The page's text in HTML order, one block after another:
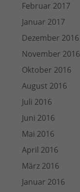
Februar 2017
Januar 2017
Dezember 2016
November 2016
Oktober 2016
August 2016
Juli 2016
Juni 2016
Mai 2016
April 2016
März 2016
Januar 2016